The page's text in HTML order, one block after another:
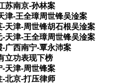
苏南京-孙林案
津-王全璋周世锋吴淦案
天津-周世锋胡石根吴淦案
天津-王全璋周世锋吴淦案
广西南宁-覃永沛案
立功表现下榜
天津-周世锋案
北京-打压律师